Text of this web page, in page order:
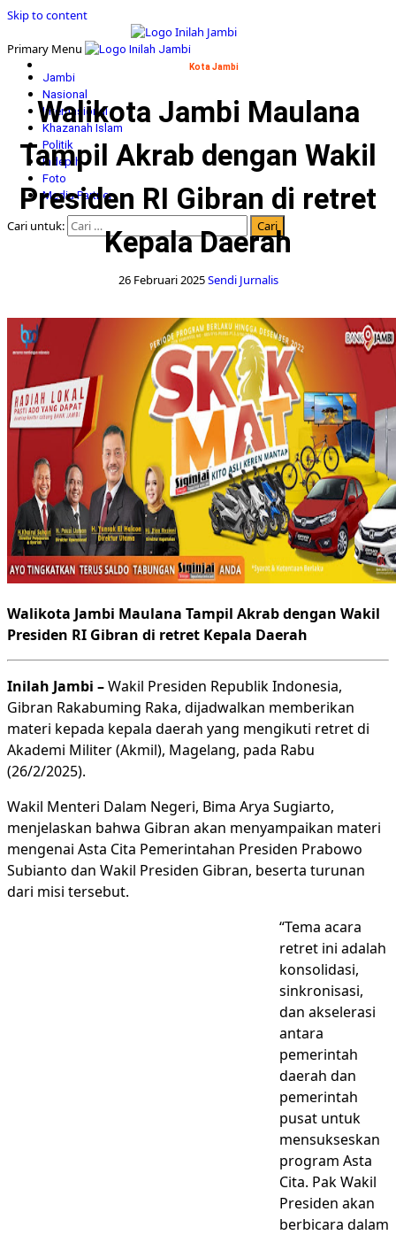
Skip to content
Primary Menu
Jambi
Nasional
Internasional
Khazanah Islam
Politik
Indepth
Foto
Media Partner
Cari untuk:
Kota Jambi
Walikota Jambi Maulana
Tampil Akrab dengan Wakil
Presiden RI Gibran di retret
Kepala Daerah
26 Februari 2025Sendi Jurnalis
Walikota Jambi Maulana Tampil Akrab dengan Wakil
Presiden RI Gibran di retret Kepala Daerah
Inilah Jambi –Wakil Presiden Republik Indonesia,
Gibran Rakabuming Raka, dijadwalkan memberikan
materi kepada kepala daerah yang mengikuti retret di
Akademi Militer (Akmil), Magelang, pada Rabu
(26/2/2025).
Wakil Menteri Dalam Negeri, Bima Arya Sugiarto,
menjelaskan bahwa Gibran akan menyampaikan materi
mengenai Asta Cita Pemerintahan Presiden Prabowo
Subianto dan Wakil Presiden Gibran, beserta turunan
dari misi tersebut.
“Tema acara
retret ini adalah
konsolidasi,
sinkronisasi,
dan akselerasi
antara
pemerintah
daerah dan
pemerintah
pusat untuk
mensukseskan
program Asta
Cita. Pak Wakil
Presiden akan
berbicara dalam